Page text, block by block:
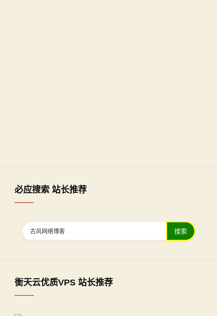
必应搜索 站长推荐
搜索
衡天云优质VPS 站长推荐